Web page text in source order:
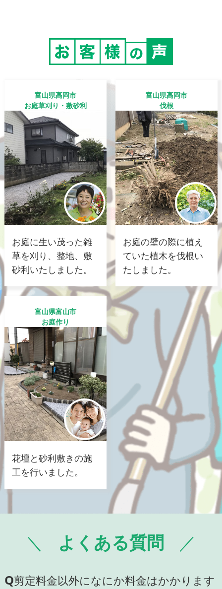
富山県高岡市
お庭草刈り・敷砂利
お庭に生い茂った雑
草を刈り、整地、敷
砂利いたしました。
富山県高岡市
伐根
お庭の壁の際に植え
ていた植木を伐根い
たしました。
富山県富山市
お庭作り
花壇と砂利敷きの施
工を行いました。
よくある質問
Q剪定料金以外になにか料金はかかります